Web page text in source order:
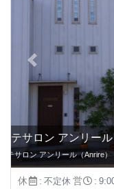
エステサロン ア
メニュー
エステサロン アンリール
Previous
休 : 不定休 営 :